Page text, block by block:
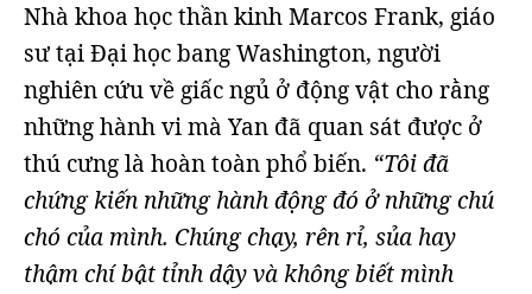
Nhà khoa học thần kinh Marcos Frank, giáo
sư tại Đại học bang Washington, người
nghiên cứu về giấc ngủ ở động vật cho rằng
những hành vi mà Yan đã quan sát được ở
thú cưng là hoàn toàn phổ biến. “Tôi đã
chứng kiến những hành động đó ở những chú
chó của mình. Chúng chạy, rên rỉ, sủa hay
thậm chí bật tỉnh dậy và không biết mình